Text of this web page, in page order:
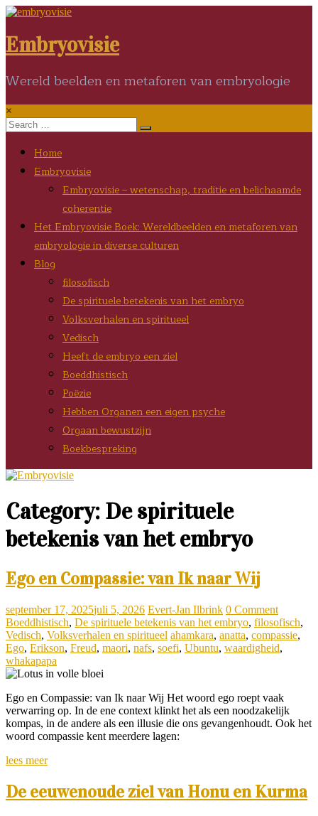
Skip
content
Embryovisie
Wereld beelden en metaforen van embryologie
×
Home
Embryovisie
Embryovisie – wetenschap, traditie en belichaamde
coherentie
Het Embryovisie Boek: Wereldbeelden en metaforen van
embryologie in diverse culturen
Blog
filosofisch
De spirituele betekenis van het embryo
Volksverhalen en spiritueel
Vedisch
Heeft de embryo een ziel
Boeddhistisch
Poëzie
Hebben Organen een eigen psyche
Orgaan bewustzijn
Boekbespreking
Category: De spirituele
betekenis van het embryo
Ego en Compassie: van Ik naar Wij
september 17, 2025juli 5, 2026 Evert-Jan Ilbrink 0 Comment
Boeddhistisch, De spirituele betekenis van het embryo, filosofisch,
Vedisch, Volksverhalen en spiritueel ahamkara, anatta, compassie,
Ego, Erikson, Freud, maori, nafs, soefi, Ubuntu, waardigheid,
whakapapa
Ego en Compassie: van Ik naar Wij Het woord ego roept vaak
verwarring op. In de ene context klinkt het als een noodzakelijk
kompas, in de andere als een illusie die ons gevangenhoudt. Ook het
woord compassie kent meerdere lagen:
lees meer
De eeuwenoude ziel van Honu en Kurma